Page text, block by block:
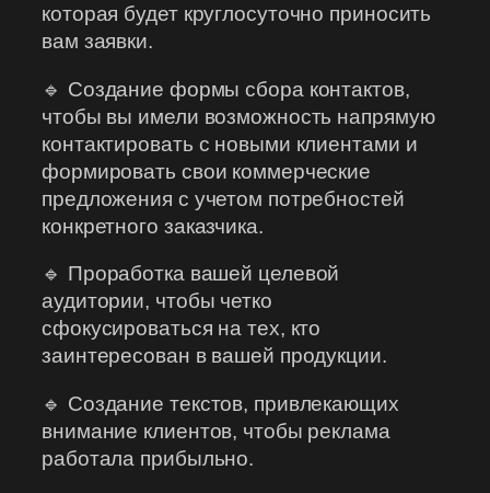
которая будет круглосуточно приносить
вам заявки.
🔹 Создание формы сбора контактов,
чтобы вы имели возможность напрямую
контактировать с новыми клиентами и
формировать свои коммерческие
предложения с учетом потребностей
конкретного заказчика.
🔹 Проработка вашей целевой
аудитории, чтобы четко
сфокусироваться на тех, кто
заинтересован в вашей продукции.
🔹 Создание текстов, привлекающих
внимание клиентов, чтобы реклама
работала прибыльно.